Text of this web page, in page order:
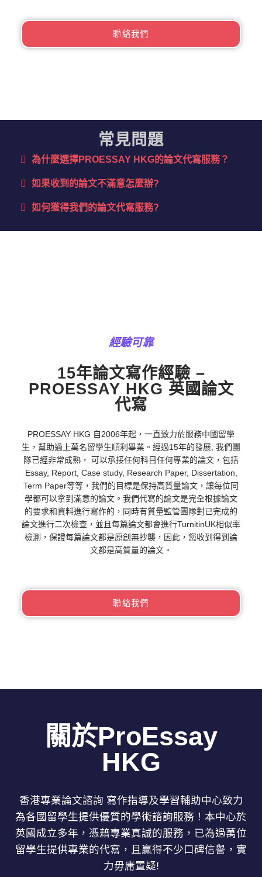
聯絡我們
常見問題
為什麼選擇PROESSAY HKG的論文代寫服務？​
如果收到的論文不滿意怎麼辦?
如何獲得我們的論文代寫服務?
經驗可靠
15年論文寫作經驗 –
PROESSAY HKG 英國論文
代寫
PROESSAY HKG 自2006年起，一直致力於服務中國留學
生，幫助過上萬名留學生順利畢業。經過15年的發展, 我們團
隊已經非常成熟， 可以承接任何科目任何專業的論文，包括
Essay, Report, Case study, Research Paper, Dissertation,
Term Paper等等，我們的目標是保持高質量論文，讓每位同
學都可以拿到滿意的論文。我們代寫的論文是完全根據論文
的要求和資料進行寫作的，同時有質量監管團隊對已完成的
論文進行二次檢查，並且每篇論文都會進行TurnitinUK相似率
檢測，保證每篇論文都是原創無抄襲，因此，您收到得到論
文都是高質量的論文。
聯絡我們
關於ProEssay
HKG
香港專業論文諮詢 寫作指導及學習輔助中心致力
為各國留學生提供優質的學術諮詢服務！本中心於
英國成立多年，憑藉專業真誠的服務，已為過萬位
留學生提供專業的代寫，且贏得不少口碑信譽，實
力毋庸置疑!